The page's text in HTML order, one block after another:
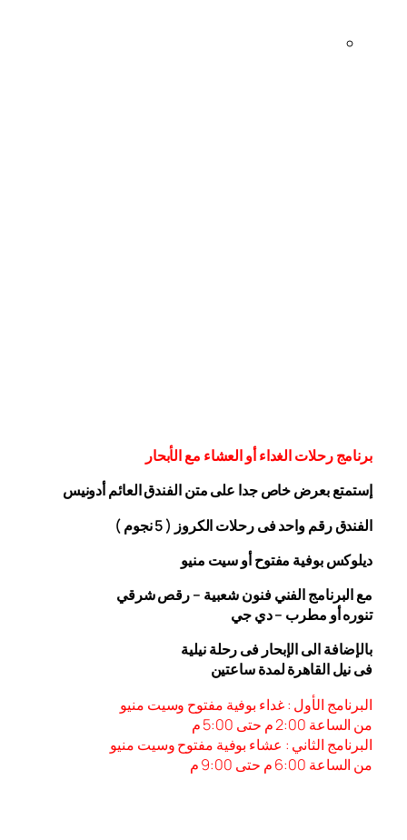
برنامج رحلات الغداء أو العشاء مع الأبحار
إستمتع بعرض خاص جدا على متن الفندقالعائم أدونيس
الفندق رقم واحد فى رحلات الكروز ( 5 نجوم )
ديلوكس بوفية مفتوح أو سيت منيو
مع البرنامج الفني فنون شعبية – رقص شرقي
تنوره أو مطرب – دي جي
بالإضافة الى الإبحار فى رحلة نيلية
فى نيل القاهرة لمدة ساعتين
البرنامج الأول : غداء بوفية مفتوح وسيت منيو
من الساعة 2:00 م حتى 5:00 م
البرنامج الثاني : عشاء بوفية مفتوح وسيت منيو
من الساعة 6:00
م حتى 9:00 م